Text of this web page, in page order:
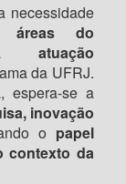
necessidade
áreas do
a atuação
da UFRJ.
espera-se a
inovação
o papel
contexto da